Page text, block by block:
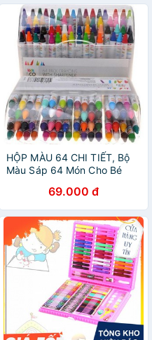
HỘP MÀU 64 CHI TIẾT, Bộ
Màu Sáp 64 Món Cho Bé
69.000 đ